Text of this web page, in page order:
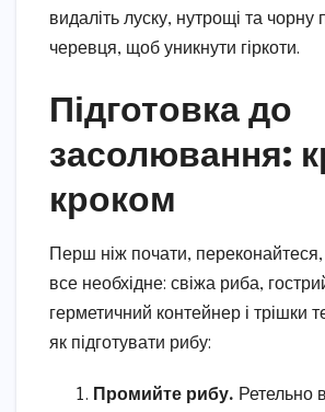
видаліть луску, нутрощі та чорну
черевця, щоб уникнути гіркоти.
Підготовка до
засолювання:
кроком
Перш ніж почати,
все необхідне: свіжа риба,
герметичний контейнер і трішки
як підготувати рибу:
Промийте рибу. Ретельно